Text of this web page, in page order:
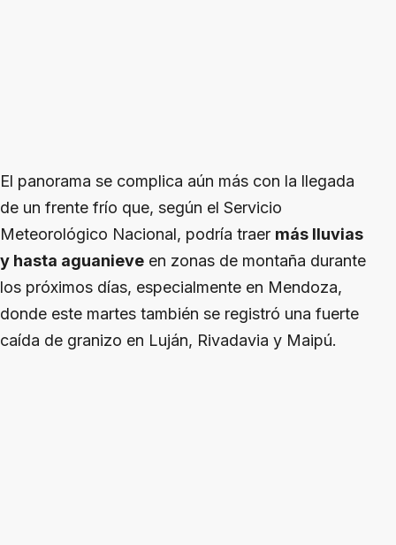
El panorama se complica aún más con la llegada
de un frente frío que, según el Servicio
Meteorológico Nacional, podría traer más lluvias
y hasta aguanieve en zonas de montaña durante
los próximos días, especialmente en Mendoza,
donde este martes también se registró una fuerte
caída de granizo en Luján, Rivadavia y Maipú.